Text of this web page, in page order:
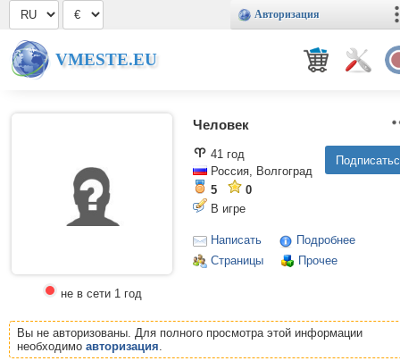
Авторизация
VMESTE.EU
не в сети 1 год
Человек
41 год
Россия, Волгоград
5
0
В игре
Написать
Подробнее
Страницы
Прочее
Вы не авторизованы. Для полного просмотра этой информации
необходимо авторизация.